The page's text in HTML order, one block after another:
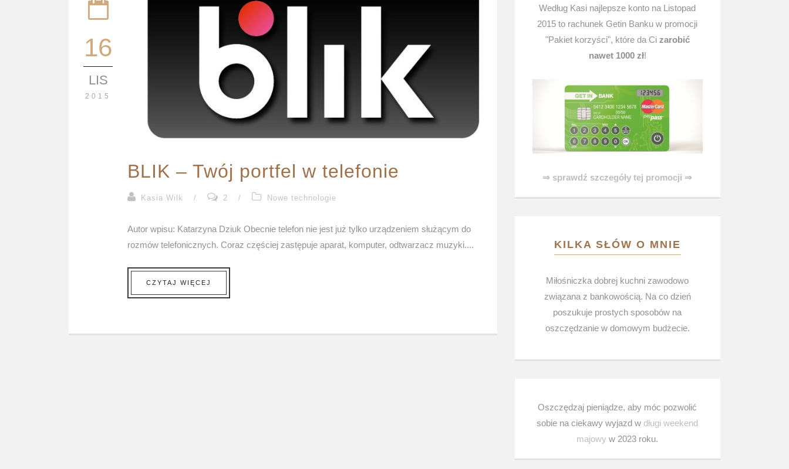
16
LIS
2015
BLIK – Twój portfel w telefonie
Kasia Wilk / 2 / Nowe technologie
Autor wpisu: Katarzyna Dziuk Obecnie telefon nie jest już tylko urządzeniem służącym do
rozmów telefonicznych. Coraz częściej zastępuje aparat, komputer, odtwarzacz muzyki....
CZYTAJ WIĘCEJ
Według Kasi najlepsze konto na Listopad
2015 to rachunek Getin Banku w promocji
"Pakiet korzyści", które da Ci zarobić
nawet 1000 zł!
⇒ sprawdź szczegóły tej promocji ⇒
KILKA SŁÓW O MNIE
Miłośniczka dobrej kuchni zawodowo
związana z bankowością. Na co dzień
poszukuje prostych sposobów na
oszczędzanie w domowym budżecie.
Oszczędzaj pieniądze, aby móc pozwolić
sobie na ciekawy wyjazd w długi weekend
majowy w 2023 roku.